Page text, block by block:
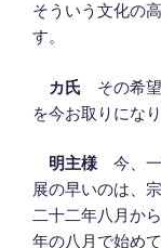
そういう文化の
す。
カ氏 その希望
を今お取りにな
明主様今、一
展の早いのは、
二十二年八月か
年の八月で始め